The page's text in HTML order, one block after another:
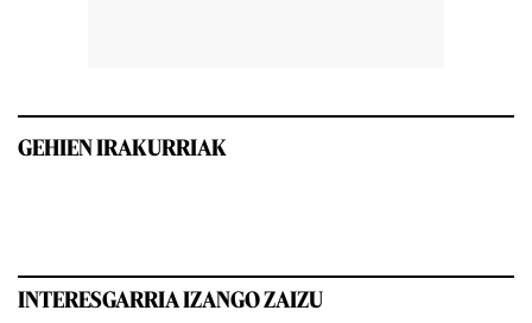
GEHIEN IRAKURRIAK
INTERESGARRIA IZANGO ZAIZU